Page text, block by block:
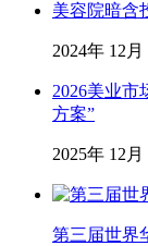
美容院暗含
2024年 12月
2026美业市
方案”
2025年 12月
第三届世界